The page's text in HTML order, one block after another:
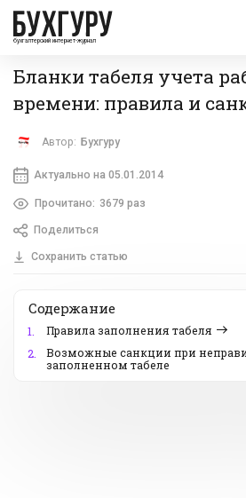
бухгалтерский интернет-журнал
Бланки табеля учета
времени: правила и
Автор: Бухгуру
Актуально на 05.01.2014
Прочитано: 3679 раз
Поделиться
Сохранить статью
Содержание
1.
Правила заполнения табеля
2.
Возможные санкции при
заполненном табеле